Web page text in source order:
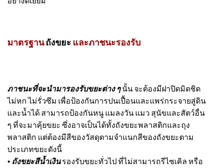
มาตรฐานถังขยะ และภาชนะรองรับ
ภาชนะที่จะนำมารองรับขยะต่าง ๆนั้น จะต้องมีฝาปิดมิดชิด
ไม่หก ไม่รั่วซึม เพื่อป้องกันการปนเปื้อนและแพร่กระจายสู่ดิน
และน้ำได้ สามารถป้องกันหนู แมลงวัน แมว สุนัขและสัตว์อื่น
ๆ ที่จะมาคุ้ยขยะ ซึ่งอาจเป็นได้ทั้งถังขยะพลาสติกและถุง
พลาสติก แต่ต้องมีสีของวัสดุตามจำแนกสีของถังขยะตาม
ประเภทขยะดังนี้
⦁ ถังขยะสีน้ำเงินรองรับขยะทั่วไป ที่ไม่สามารถรีไซเคิล หรือ